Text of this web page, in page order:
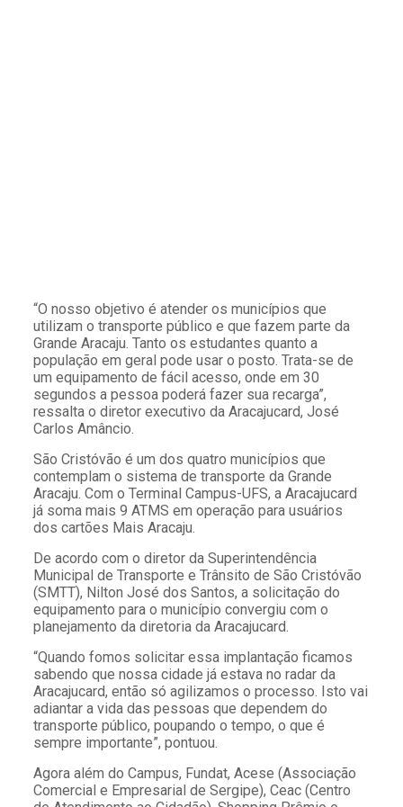
“O nosso objetivo é atender os municípios que
utilizam o transporte público e que fazem parte da
Grande Aracaju. Tanto os estudantes quanto a
população em geral pode usar o posto. Trata-se de
um equipamento de fácil acesso, onde em 30
segundos a pessoa poderá fazer sua recarga”,
ressalta o diretor executivo da Aracajucard, José
Carlos Amâncio.
São Cristóvão é um dos quatro municípios que
contemplam o sistema de transporte da Grande
Aracaju. Com o Terminal Campus-UFS, a Aracajucard
já soma mais 9 ATMS em operação para usuários
dos cartões Mais Aracaju.
De acordo com o diretor da Superintendência
Municipal de Transporte e Trânsito de São Cristóvão
(SMTT), Nilton José dos Santos, a solicitação do
equipamento para o município convergiu com o
planejamento da diretoria da Aracajucard.
“Quando fomos solicitar essa implantação ficamos
sabendo que nossa cidade já estava no radar da
Aracajucard, então só agilizamos o processo. Isto vai
adiantar a vida das pessoas que dependem do
transporte público, poupando o tempo, o que é
sempre importante”, pontuou.
Agora além do Campus, Fundat, Acese (Associação
Comercial e Empresarial de Sergipe), Ceac (Centro